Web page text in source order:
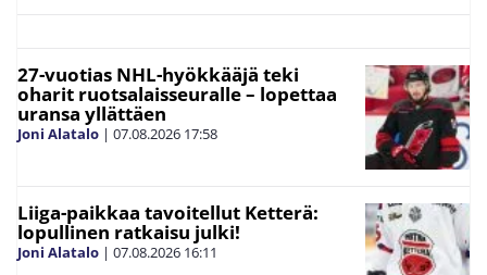
27-vuotias NHL-hyökkääjä teki
oharit ruotsalaisseuralle – lopettaa
uransa yllättäen
Joni Alatalo | 07.08.2026 17:58
Liiga-paikkaa tavoitellut Ketterä:
lopullinen ratkaisu julki!
Joni Alatalo | 07.08.2026 16:11